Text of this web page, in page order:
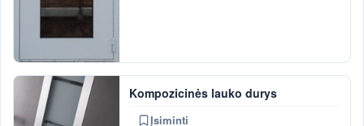
Kompozicinės lauko durys
Įsiminti